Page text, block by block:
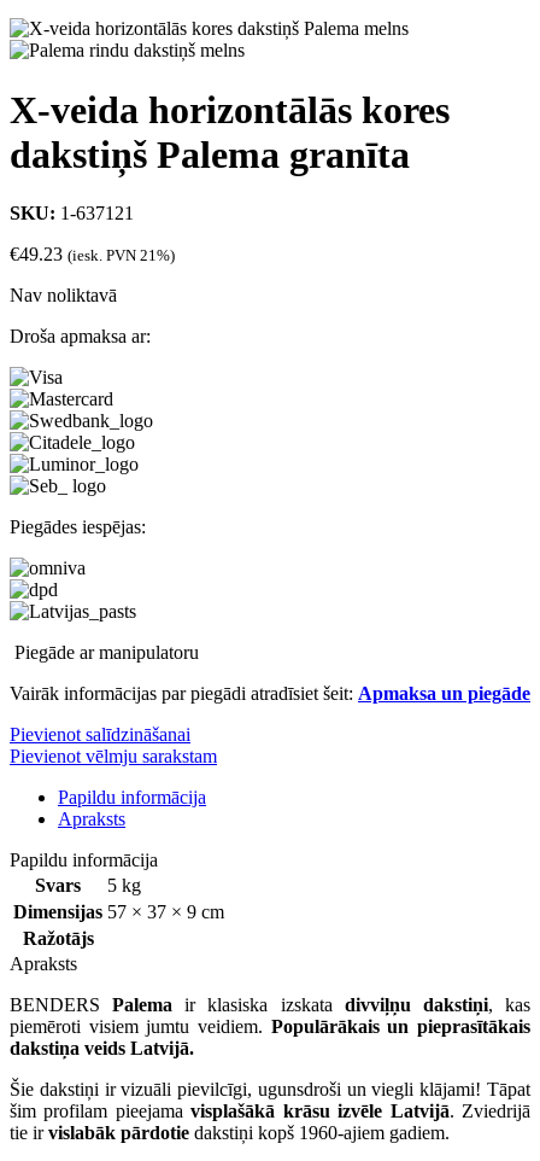
X-veida horizontālās kores
dakstiņš Palema granīta
SKU: 1-637121
€49.23 (iesk. PVN 21%)
Nav noliktavā
Droša apmaksa ar:
Piegādes iespējas:
Piegāde ar manipulatoru
Vairāk informācijas par piegādi atradīsiet šeit: Apmaksa un piegāde
Pievienot salīdzināšanai
Pievienot vēlmju sarakstam
Papildu informācija
Apraksts
Papildu informācija
Svars
5 kg
Dimensijas 57 × 37 × 9 cm
Ražotājs
Apraksts
BENDERSPalema ir klasiska izskata divviļņu dakstiņi, kas
piemēroti visiem jumtu veidiem. Populārākais un pieprasītākais
dakstiņa veids Latvijā.
Šie dakstiņi ir vizuāli pievilcīgi, ugunsdroši un viegli klājami! Tāpat
šim profilam pieejamavisplašākā krāsu izvēle Latvijā. Zviedrijā
tie irvislabāk pārdotie dakstiņi kopš 1960-ajiem gadiem.